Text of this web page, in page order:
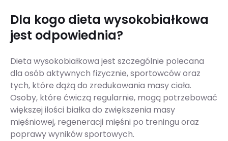
Dla kogo dieta wysokobiałkowa
jest odpowiednia?
Dieta wysokobiałkowa jest szczególnie polecana
dla osób aktywnych fizycznie, sportowców oraz
tych, które dążą do zredukowania masy ciała.
Osoby, które ćwiczą regularnie, mogą potrzebować
większej ilości białka do zwiększenia masy
mięśniowej, regeneracji mięśni po treningu oraz
poprawy wyników sportowych.